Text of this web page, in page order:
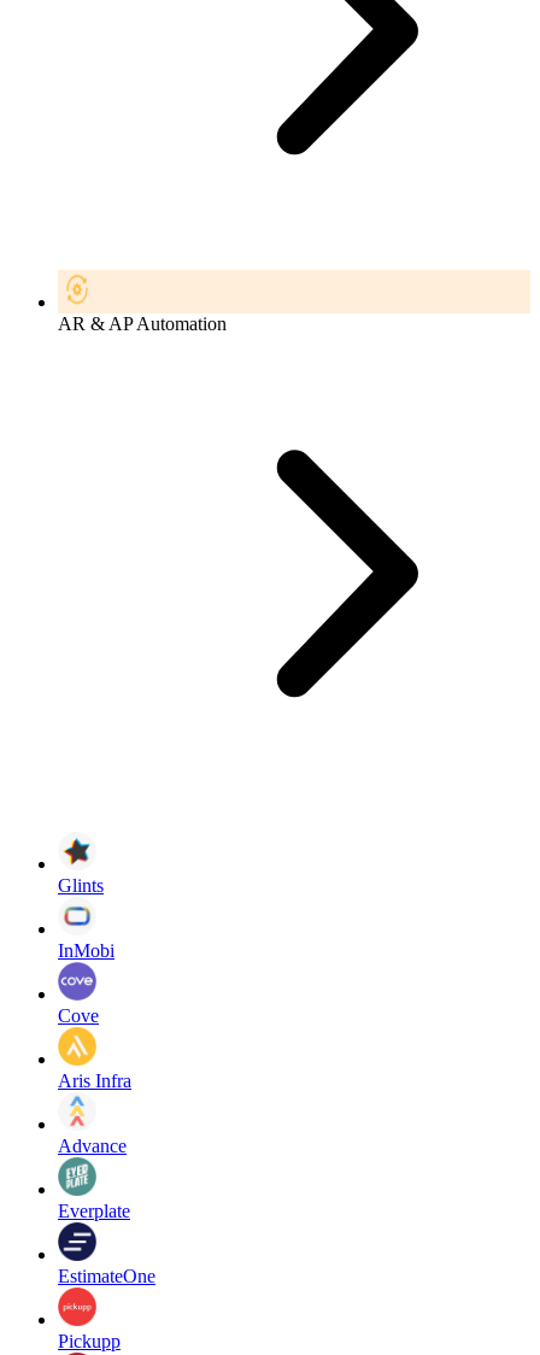
AR & AP Automation
Glints
InMobi
Cove
Aris Infra
Advance
Everplate
EstimateOne
Pickupp